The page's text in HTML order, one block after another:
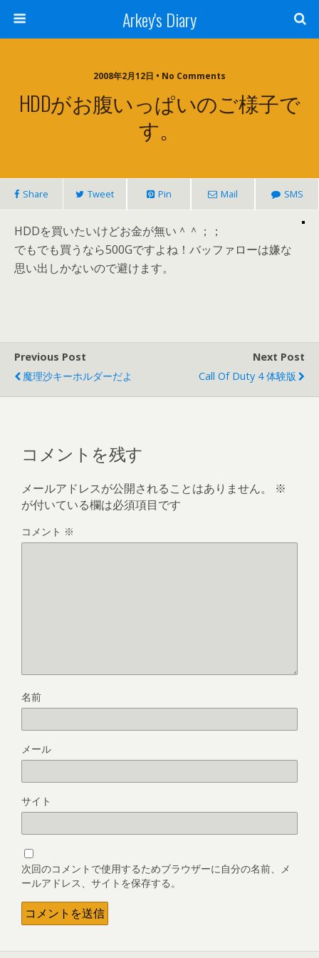
Arkey's Diary
2008年2月12日 • No Comments
HDDがお腹いっぱいのご様子で
す。
Share Tweet Pin Mail SMS
HDDを買いたいけどお金が無い＾＾；；
でもでも買うなら500Gですよね！バッファローは嫌な
思い出しかないので避けます。
Previous Post
魔理沙キーホルダーだよ
Next Post
Call Of Duty 4 体験版
コメントを残す
メールアドレスが公開されることはありません。
※
が付いている欄は必須項目です
コメント ※
名前
メール
サイト
次回のコメントで使用するためブラウザーに自分の名前、メ
ールアドレス、サイトを保存する。